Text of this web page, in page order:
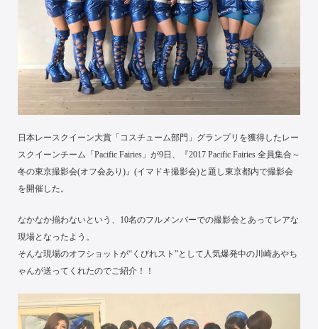
日本レースクイーン大賞「コスチューム部門」グランプリを獲得したレー
スクイーンチーム「Pacific Fairies」が9日、『2017 Pacific Fairies 全員集合～
冬の東京撮影会(オフ会あり)』(イマドキ撮影会)と題し東京都内で撮影会
を開催した。
なかなか揃わないという、10名のフルメンバーでの撮影会とあってレアな
現場となったよう。
そんな現場のオフショットが“くびれスト”として人気爆発中の川崎あやち
ゃんが送ってくれたのでご紹介！！